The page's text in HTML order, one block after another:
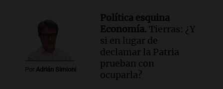
Noticias Rosario
Episodios
Por Adrián Simioni
Política esquina
Economía. Tierras: ¿Y
si en lugar de
declamar la Patria
prueban con
ocuparla?